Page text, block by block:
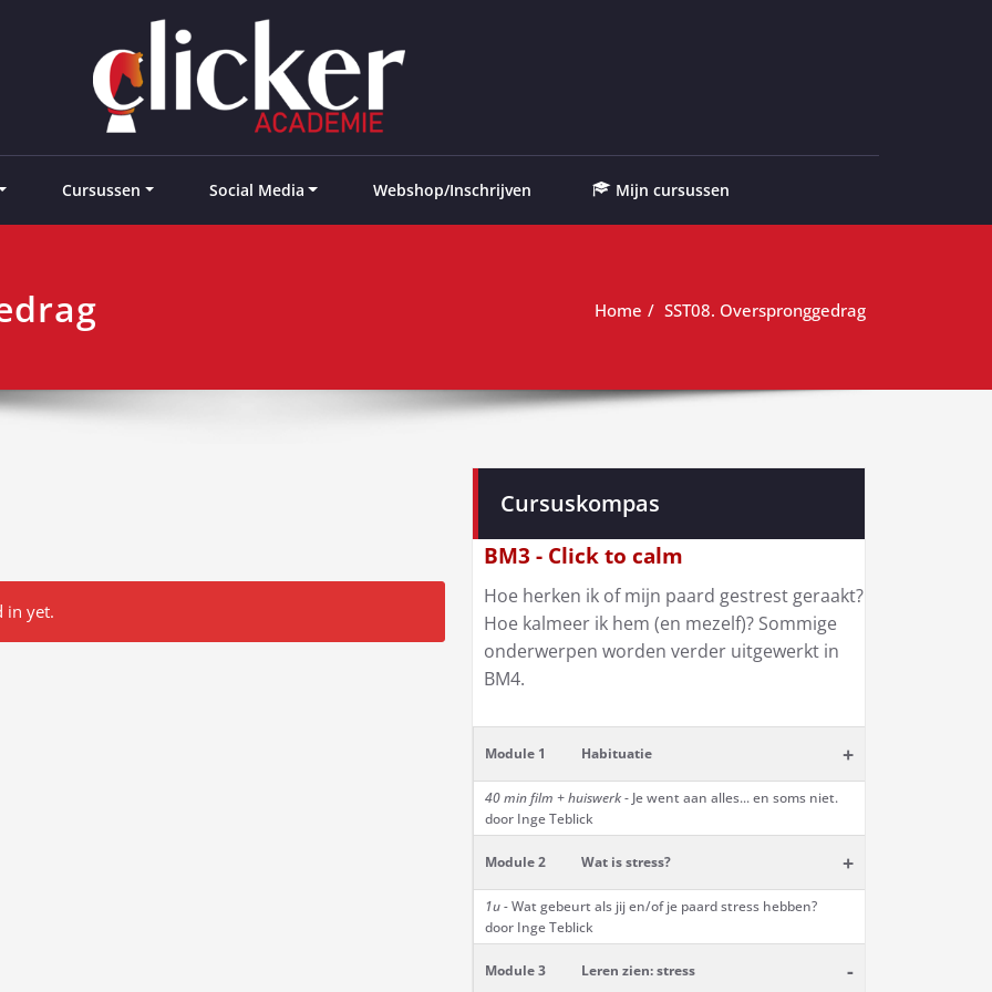
Cursussen Social Media Webshop/Inschrijven Mijn cursussen
Home SST08. Overspronggedrag
in yet.
Cursuskompas
BM3 - Click to calm
Hoe herken ik of mijn paard gestrest geraakt?
Hoe kalmeer ik hem (en mezelf)? Sommige
onderwerpen worden verder uitgewerkt in
BM4.
Module 1 Habituatie +
40 min film + huiswerk- Je went aan alles... en soms niet.
door Inge Teblick
Module 2 Wat is stress? +
1u -Wat gebeurt als jij en/of je paard stress hebben?
door Inge Teblick
Module 3 Leren zien: stress -